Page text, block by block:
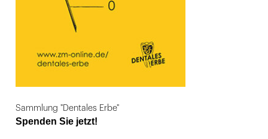
Sammlung "Dentales Erbe"
Spenden Sie jetzt!